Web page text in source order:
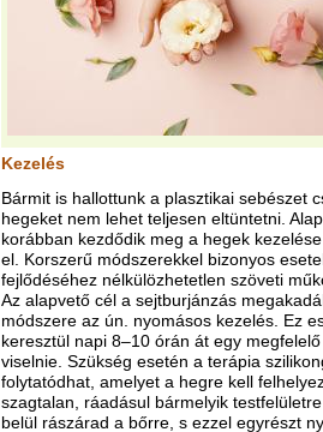
Kezelés
Bármit is hallottunk a plasztikai sebészet
hegeket nem lehet teljesen eltüntetni.
korábban kezdődik meg a hegek
el. Korszerű módszerekkel bizonyos
fejlődéséhez nélkülözhetetlen szöveti
Az alapvető cél a sejtburjánzás
módszere az ún. nyomásos kezelés. Ez
keresztül napi 8–10 órán át egy
viselnie. Szükség esetén a terápia
folytatódhat, amelyet a hegre kell
szagtalan, ráadásul bármelyik
belül rászárad a bőrre, s ezzel egyrészt